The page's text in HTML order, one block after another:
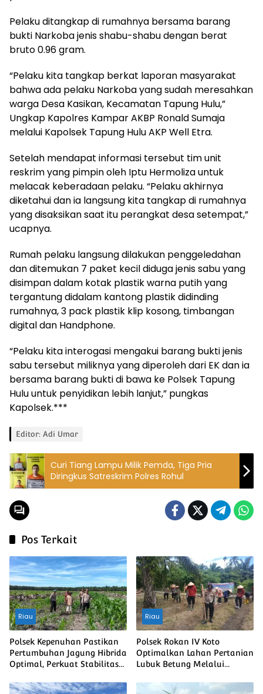
Pelaku ditangkap di rumahnya bersama barang
bukti Narkoba jenis shabu-shabu dengan berat
bruto 0.96 gram.
“Pelaku kita tangkap berkat laporan masyarakat
bahwa ada pelaku Narkoba yang sudah meresahkan
warga Desa Kasikan, Kecamatan Tapung Hulu,”
Ungkap Kapolres Kampar AKBP Ronald Sumaja
melalui Kapolsek Tapung Hulu AKP Well Etra.
Setelah mendapat informasi tersebut tim unit
reskrim yang pimpin oleh Iptu Hermoliza untuk
melacak keberadaan pelaku. “Pelaku akhirnya
diketahui dan ia langsung kita tangkap di rumahnya
yang disaksikan saat itu perangkat desa setempat,”
ucapnya.
Rumah pelaku langsung dilakukan penggeledahan
dan ditemukan 7 paket kecil diduga jenis sabu yang
disimpan dalam kotak plastik warna putih yang
tergantung didalam kantong plastik didinding
rumahnya, 3 pack plastik klip kosong, timbangan
digital dan Handphone.
“Pelaku kita interogasi mengakui barang bukti jenis
sabu tersebut miliknya yang diperoleh dari EK dan ia
bersama barang bukti di bawa ke Polsek Tapung
Hulu untuk penyidikan lebih lanjut,” pungkas
Kapolsek.***
Editor: Adi Umar
Curi Tiang Lampu Milik Pemda, Tiga Pria
Diringkus Satreskrim Polres Rohul
Pos Terkait
Riau
Polsek Kepenuhan Pastikan
Pertumbuhan Jagung Hibrida
Optimal, Perkuat Stabilitas
Pangan Nasional
Riau
Polsek Rokan IV Koto
Optimalkan Lahan Pertanian
Lubuk Betung Melalui
Swasembada Pangan